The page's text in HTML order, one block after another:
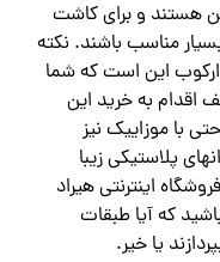
هستند و برای کاشت
مناسب باشند. نکته
این است که شما
اقدام به خرید این
با موزاییک نیز
پلاستیکی زیبا
اینترنتی هیراد
که آیا طبقات
یا خیر.